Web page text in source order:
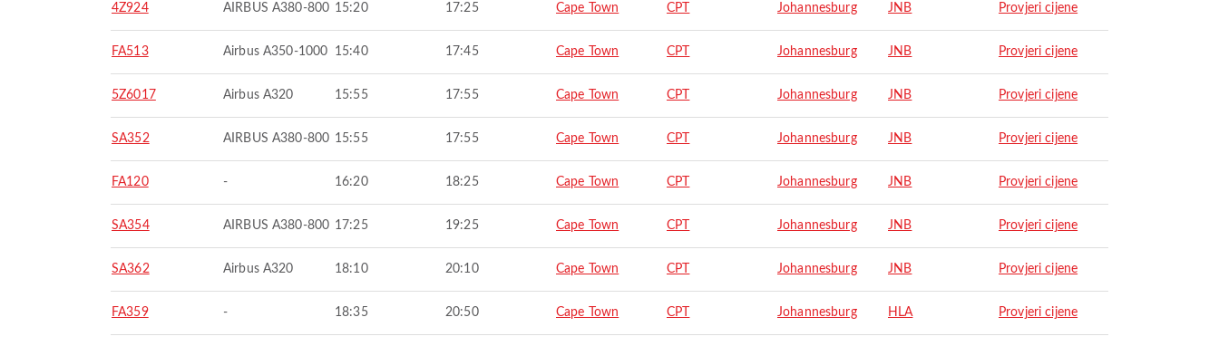
4Z924 AIRBUS A380-800 15:20 17:25 Cape Town CPT Johannesburg JNB Provjeri cijene
FA513 Airbus A350-1000 15:40 17:45 Cape Town CPT Johannesburg JNB Provjeri cijene
5Z6017 Airbus A320 15:55 17:55 Cape Town CPT Johannesburg JNB Provjeri cijene
SA352 AIRBUS A380-800 15:55 17:55 Cape Town CPT Johannesburg JNB Provjeri cijene
FA120 - 16:20 18:25 Cape Town CPT Johannesburg JNB Provjeri cijene
SA354 AIRBUS A380-800 17:25 19:25 Cape Town CPT Johannesburg JNB Provjeri cijene
SA362 Airbus A320 18:10 20:10 Cape Town CPT Johannesburg JNB Provjeri cijene
FA359 - 18:35 20:50 Cape Town CPT Johannesburg HLA Provjeri cijene